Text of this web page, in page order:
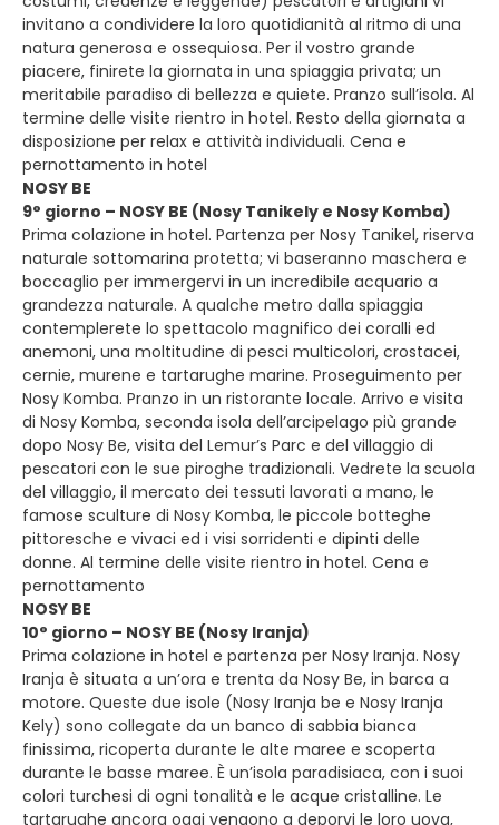
invitano a condividere la loro quotidianità al ritmo di una
natura generosa e ossequiosa. Per il vostro grande
piacere, finirete la giornata in una spiaggia privata; un
meritabile paradiso di bellezza e quiete. Pranzo sull’isola. Al
termine delle visite rientro in hotel. Resto della giornata a
disposizione per relax e attività individuali. Cena e
pernottamento in hotel
NOSY BE
9° giorno – NOSY BE (Nosy Tanikely e Nosy Komba)
Prima colazione in hotel. Partenza per Nosy Tanikel, riserva
naturale sottomarina protetta; vi baseranno maschera e
boccaglio per immergervi in un incredibile acquario a
grandezza naturale. A qualche metro dalla spiaggia
contemplerete lo spettacolo magnifico dei coralli ed
anemoni, una moltitudine di pesci multicolori, crostacei,
cernie, murene e tartarughe marine. Proseguimento per
Nosy Komba. Pranzo in un ristorante locale. Arrivo e visita
di Nosy Komba, seconda isola dell’arcipelago più grande
dopo Nosy Be, visita del Lemur’s Parc e del villaggio di
pescatori con le sue piroghe tradizionali. Vedrete la scuola
del villaggio, il mercato dei tessuti lavorati a mano, le
famose sculture di Nosy Komba, le piccole botteghe
pittoresche e vivaci ed i visi sorridenti e dipinti delle
donne. Al termine delle visite rientro in hotel. Cena e
pernottamento
NOSY BE
10° giorno – NOSY BE (Nosy Iranja)
Prima colazione in hotel e partenza per Nosy Iranja. Nosy
Iranja è situata a un’ora e trenta da Nosy Be, in barca a
motore. Queste due isole (Nosy Iranja be e Nosy Iranja
Kely) sono collegate da un banco di sabbia bianca
finissima, ricoperta durante le alte maree e scoperta
durante le basse maree. È un’isola paradisiaca, con i suoi
colori turchesi di ogni tonalità e le acque cristalline. Le
tartarughe ancora oggi vengono a deporvi le loro uova,